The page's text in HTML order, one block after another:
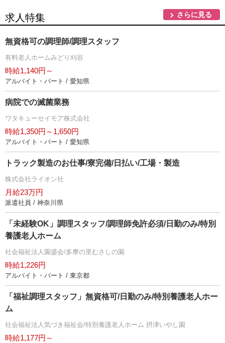
求人特集 さらに見る
無資格可の調理師/調理スタッフ
有料老人ホームみどり刈谷
時給1,140円～
アルバイト・パート / 愛知県
病院での滅菌業務
ワタキューセイモア株式会社
時給1,350円～1,650円
アルバイト・パート / 愛知県
トラック製造のお仕事/寮完備/日払い/工場・製造
株式会社ライオン社
月給23万円
派遣社員 / 神奈川県
「未経験OK」調理スタッフ/調理師免許必須/日勤のみ/特別
養護老人ホーム
社会福祉法人園盛会/多摩の里むさしの園
時給1,226円
アルバイト・パート / 東京都
「福祉調理スタッフ」無資格可/日勤のみ/特別養護老人ホー
ム
社会福祉法人気づき福祉会/特別養護老人ホーム 摂津いやし園
時給1,177円～